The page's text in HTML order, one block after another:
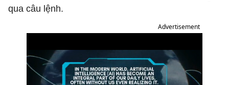
qua câu lệnh.
Advertisement